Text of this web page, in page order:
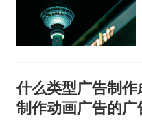
什么类型广告制
制作动画广告的广